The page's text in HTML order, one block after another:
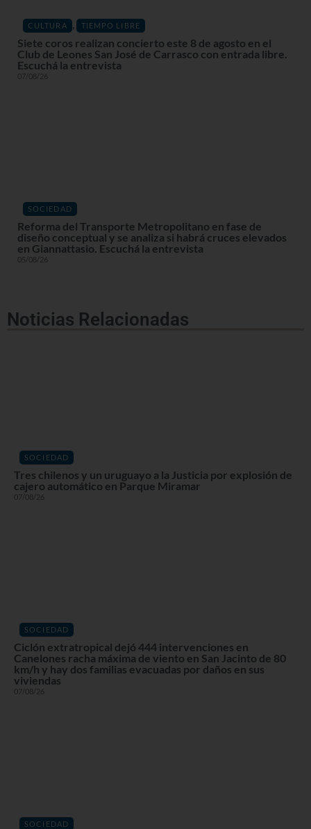
CULTURA , TIEMPO LIBRE
Siete coros realizan concierto este 8 de agosto en el
Club de Leones San José de Carrasco con entrada libre.
Escuchá la entrevista
07/08/26
SOCIEDAD
Reforma del Transporte Metropolitano en fase de
diseño conceptual y se analiza si habrá cruces elevados
en Giannattasio. Escuchá la entrevista
05/08/26
Noticias Relacionadas
SOCIEDAD
Tres chilenos y un uruguayo a la Justicia por explosión de
cajero automático en Parque Miramar
07/08/26
SOCIEDAD
Ciclón extratropical dejó 444 intervenciones en
Canelones racha máxima de viento en San Jacinto de 80
km/h y hay dos familias evacuadas por daños en sus
viviendas
07/08/26
SOCIEDAD